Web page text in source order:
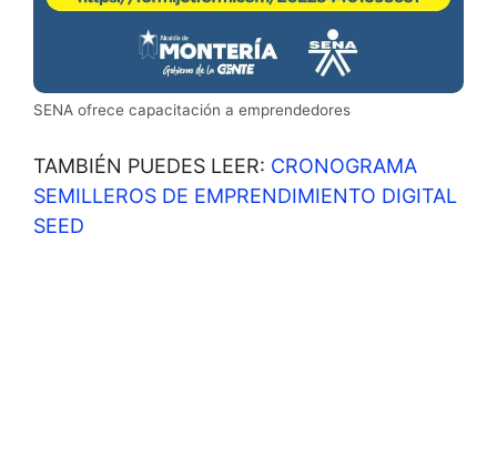
SENA ofrece capacitación a emprendedores
TAMBIÉN PUEDES LEER: CRONOGRAMA
SEMILLEROS DE EMPRENDIMIENTO DIGITAL
SEED